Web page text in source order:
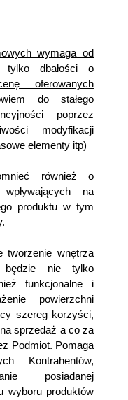
wymaga od
dbałości o
oferowanych
do stałego
poprzez
modyfikacji
elementy itp)
również o
na
produktu w tym
tworzenie wnętrza
będzie nie tylko
funkcjonalne i
powierzchni
szereg korzyści,
sprzedaż a co za
Podmiot. Pomaga
Kontrahentów,
posiadanej
wyboru produktów